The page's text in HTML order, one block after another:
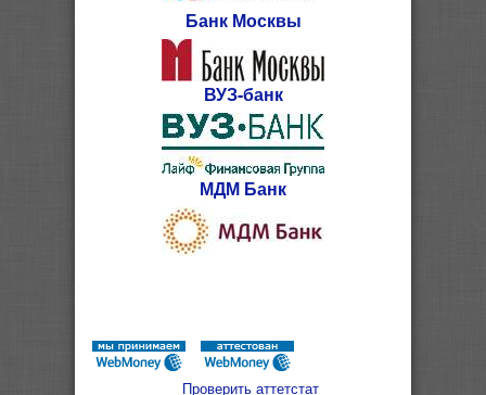
Банк Москвы
ВУЗ-банк
МДМ Банк
Проверить аттетстат